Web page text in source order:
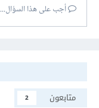
أجب على هذا السؤال...
متابعون
2